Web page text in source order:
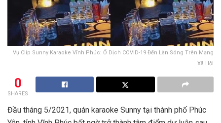
Vụ Clip Sunny Karaoke Vĩnh Phúc: Ổ Dịch COVID-19 Đến Làn Sóng Trên Mạng
Xã Hội
0
SHARES
Đầu tháng 5/2021, quán karaoke Sunny tại thành phố Phúc